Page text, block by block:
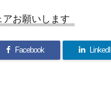
お願いします
Facebook